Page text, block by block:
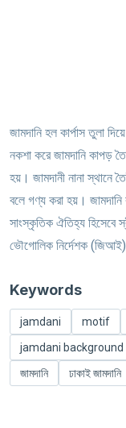
জামদানি হল কার্পাস তুলা
নকশা করে জামদানি কাপড়
হয়। জামদানী নানা স্থানে
বলে গণ্য করা হয়।
সাংস্কৃতিক ঐতিহ্য হিসেবে
ভৌগোলিক নির্দেশক (জিআই)
Keywords
jamdani motif
jamdani background
জামদানি
ঢাকাই জামদানি